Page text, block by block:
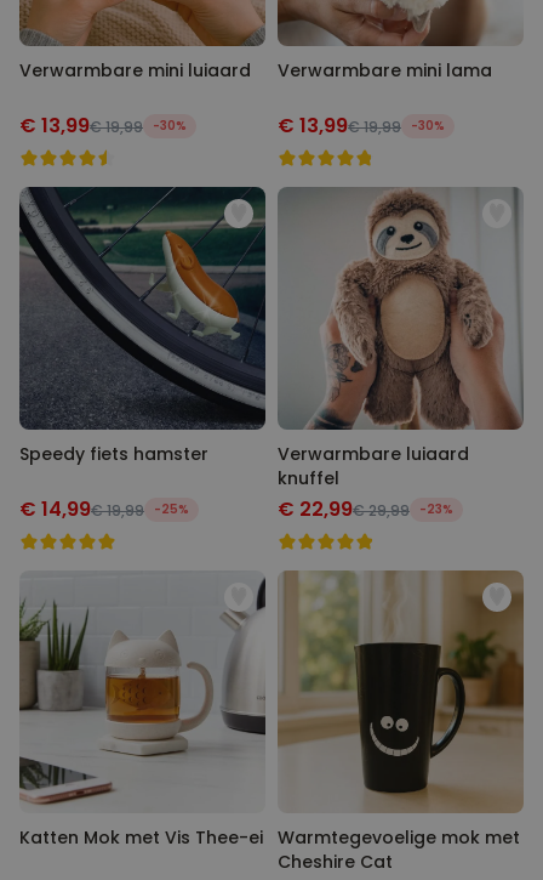
Verwarmbare mini luiaard
€ 13,99€ 19,99 -30%
Verwarmbare mini lama
€ 13,99€ 19,99 -30%
Speedy fiets hamster
€ 14,99€ 19,99 -25%
Verwarmbare luiaard
knuffel
€ 22,99€ 29,99 -23%
Katten Mok met Vis Thee-ei Warmtegevoelige mok met
Cheshire Cat